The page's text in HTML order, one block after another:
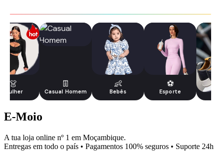
👗
Mulher
👖
Casual Homem
👶
Bebês
⚽
Esporte
E-Moio
A tua loja online nº 1 em Moçambique.
Entregas em todo o país • Pagamentos 100% seguros • Suporte 24h